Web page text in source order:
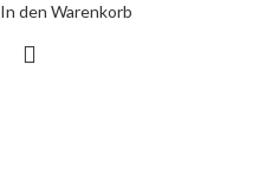
In den Warenkorb